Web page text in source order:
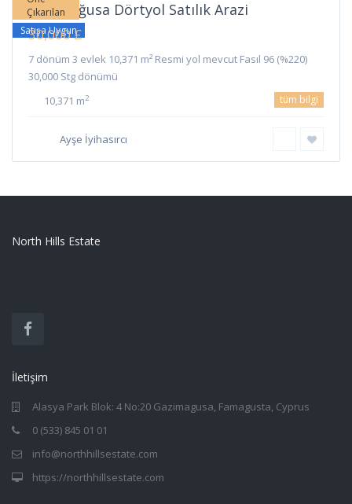
Çıkarılan
Satışa Uygun
Gazimağusa Dörtyol Satılık Arazi
30,000 £
7 dönüm 3 evlek 10,371 m² Resmi yol mevcut Fasıl 96 (%220)
30,000 Stg dönümü
10,371 m2 tüm bilgi
Ayşe İyihasırcı
North Hills Estate
İletişim
Alasya Park Blok: 4 No:20 Gazimagusa, Famagusta, Cyprus
0 (533) 845 01 01
info@northhillsestate.com
https://northhillsestate.com